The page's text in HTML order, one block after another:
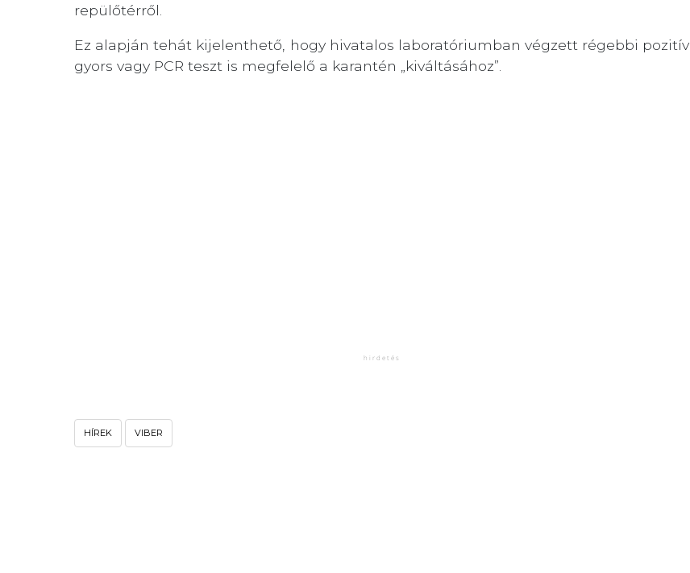
repülőtérről.
Ez alapján tehát kijelenthető, hogy hivatalos laboratóriumban végzett régebbi pozitív
gyors vagy PCR teszt is megfelelő a karantén „kiváltásához”.
HÍREK VIBER